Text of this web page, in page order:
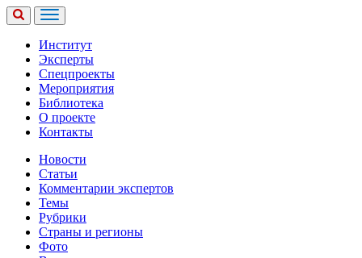
Институт
Эксперты
Спецпроекты
Мероприятия
Библиотека
О проекте
Контакты
Новости
Статьи
Комментарии экспертов
Темы
Рубрики
Страны и регионы
Фото